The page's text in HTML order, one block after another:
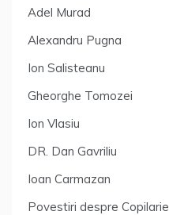
Adel Murad
Alexandru Pugna
Ion Salisteanu
Gheorghe Tomozei
Ion Vlasiu
DR. Dan Gavriliu
Ioan Carmazan
Povestiri despre Copilarie